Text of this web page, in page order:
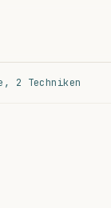
2 Techniken